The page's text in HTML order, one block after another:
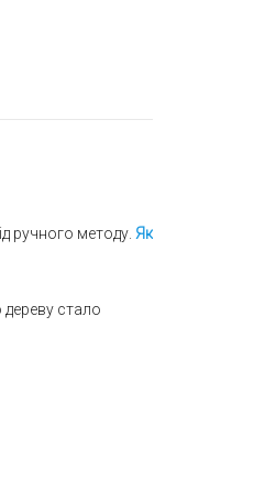
ручного методу. Як
дереву стало